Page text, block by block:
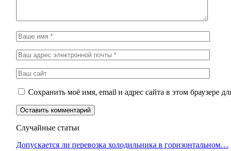
Сохранить моё имя, email и адрес сайта в этом браузере
Случайные статьи
Допускается ли перевозка холодильника в горизонтальном…